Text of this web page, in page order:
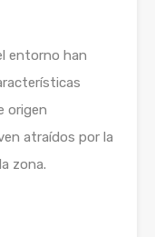
entorno han
origen
atraídos por la
zona.